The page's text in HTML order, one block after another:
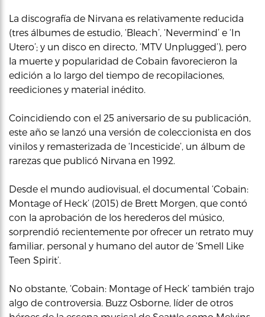
La discografía de Nirvana es relativamente reducida
(tres álbumes de estudio, ‘Bleach’, ‘Nevermind’ e ‘In
Utero’; y un disco en directo, ‘MTV Unplugged’), pero
la muerte y popularidad de Cobain favorecieron la
edición a lo largo del tiempo de recopilaciones,
reediciones y material inédito.
Coincidiendo con el 25 aniversario de su publicación,
este año se lanzó una versión de coleccionista en dos
vinilos y remasterizada de ‘Incesticide’, un álbum de
rarezas que publicó Nirvana en 1992.
Desde el mundo audiovisual, el documental ‘Cobain:
Montage of Heck’ (2015) de Brett Morgen, que contó
con la aprobación de los herederos del músico,
sorprendió recientemente por ofrecer un retrato muy
familiar, personal y humano del autor de ‘Smell Like
Teen Spirit’.
No obstante, ‘Cobain: Montage of Heck’ también trajo
algo de controversia. Buzz Osborne, líder de otros